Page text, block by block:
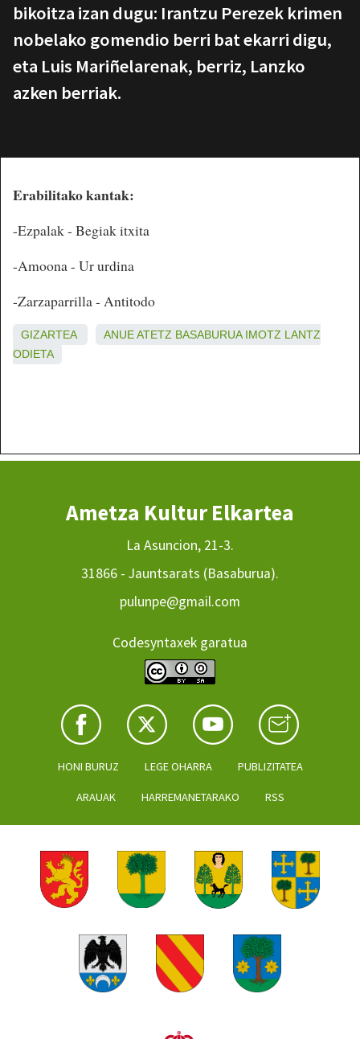
bikoitza izan dugu: Irantzu Perezek krimen
nobelako gomendio berri bat ekarri digu,
eta Luis Mariñelarenak, berriz, Lanzko
azken berriak.
Erabilitako kantak:
-Ezpalak - Begiak itxita
-Amoona - Ur urdina
-Zarzaparrilla - Antitodo
GIZARTEA ANUEATETZ BASABURUA IMOTZ LANTZ
ODIETA
Ametza Kultur Elkartea
La Asuncion, 21-3.
31866 - Jauntsarats (Basaburua).
pulunpe@gmail.com
Codesyntaxek garatua
HONI BURUZ LEGE OHARRA PUBLIZITATEA
ARAUAK HARREMANETARAKO RSS